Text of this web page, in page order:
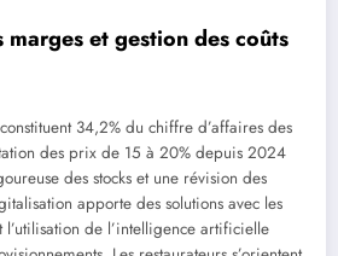
et gestion des coûts
34,2% du chiffre d’affaires des
des prix de 15 à 20% depuis 2024
des stocks et une révision des
apporte des solutions avec les
de l’intelligence artificielle